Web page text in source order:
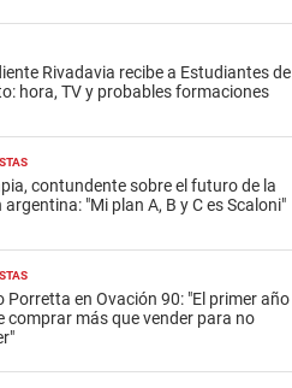
Rivadavia recibe a Estudiantes de
hora, TV y probables formaciones
contundente sobre el futuro de la
argentina: "Mi plan A, B y C es Scaloni"
Porretta en Ovación 90: "El primer año
comprar más que vender para no